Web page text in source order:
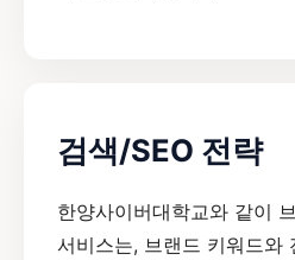
검색/SEO 전략
한양사이버대학교와 같이
서비스는, 브랜드 키워드와